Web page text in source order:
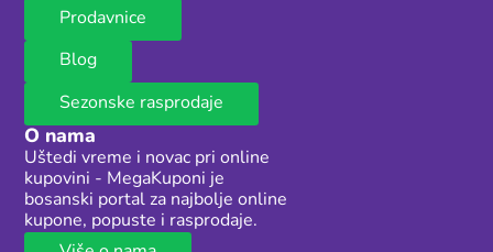
Prodavnice
Blog
Sezonske rasprodaje
O nama
Uštedi vreme i novac pri online
kupovini - MegaKuponi je
bosanski portal za najbolje online
kupone, popuste i rasprodaje.